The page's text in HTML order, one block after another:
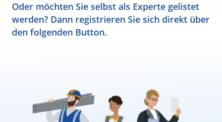
Oder möchten Sie selbst als Experte gelistet
werden? Dann registrieren Sie sich direkt über
den folgenden Button.